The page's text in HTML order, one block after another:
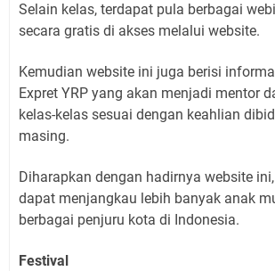
Selain kelas, terdapat pula berbagai
secara gratis di akses melalui website.
Kemudian website ini juga berisi
Expret YRP yang akan menjadi mentor
kelas-kelas sesuai dengan keahlian
masing.
Diharapkan dengan hadirnya website
dapat menjangkau lebih banyak anak
berbagai penjuru kota di Indonesia.
Festival